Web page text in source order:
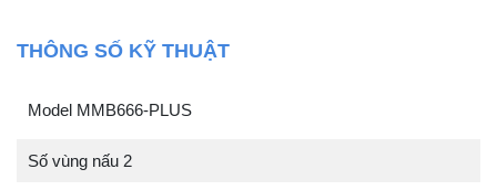
THÔNG SỐ KỸ THUẬT
Model MMB666-PLUS
Số vùng nấu 2